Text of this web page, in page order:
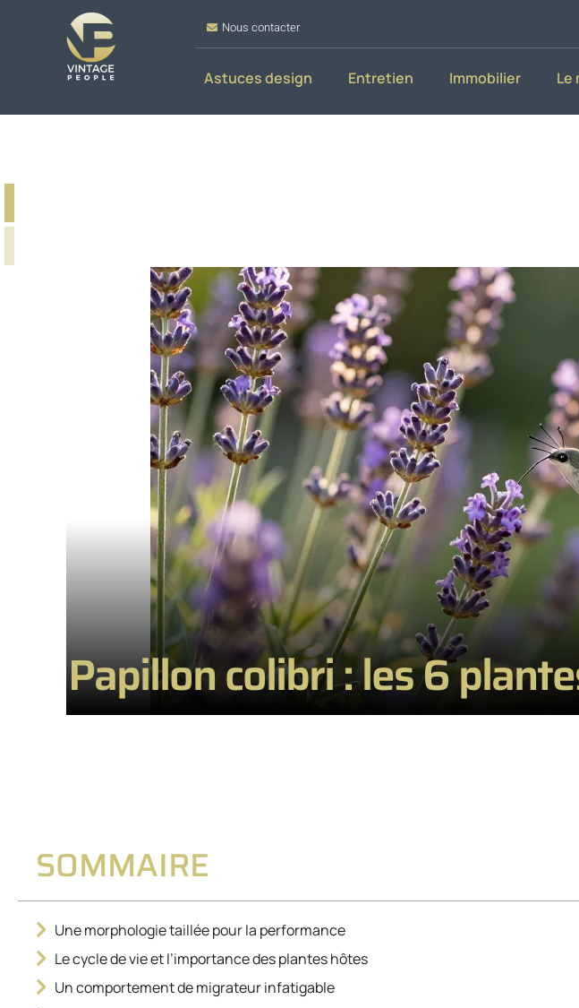
Nous contacter
Astuces design Entretien Immobilier Le
Papillon colibri : les 6
SOMMAIRE
Une morphologie taillée pour la performance
Le cycle de vie et l’importance des plantes hôtes
Un comportement de migrateur infatigable